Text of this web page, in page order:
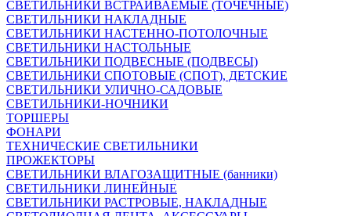
СВЕТИЛЬНИКИ ВСТРАИВАЕМЫЕ (ТОЧЕЧНЫЕ)
СВЕТИЛЬНИКИ НАКЛАДНЫЕ
СВЕТИЛЬНИКИ НАСТЕННО-ПОТОЛОЧНЫЕ
СВЕТИЛЬНИКИ НАСТОЛЬНЫЕ
СВЕТИЛЬНИКИ ПОДВЕСНЫЕ (ПОДВЕСЫ)
СВЕТИЛЬНИКИ СПОТОВЫЕ (СПОТ), ДЕТСКИЕ
СВЕТИЛЬНИКИ УЛИЧНО-САДОВЫЕ
СВЕТИЛЬНИКИ-НОЧНИКИ
ТОРШЕРЫ
ФОНАРИ
ТЕХНИЧЕСКИЕ СВЕТИЛЬНИКИ
ПРОЖЕКТОРЫ
СВЕТИЛЬНИКИ ВЛАГОЗАЩИТНЫЕ (банники)
СВЕТИЛЬНИКИ ЛИНЕЙНЫЕ
СВЕТИЛЬНИКИ РАСТРОВЫЕ, НАКЛАДНЫЕ